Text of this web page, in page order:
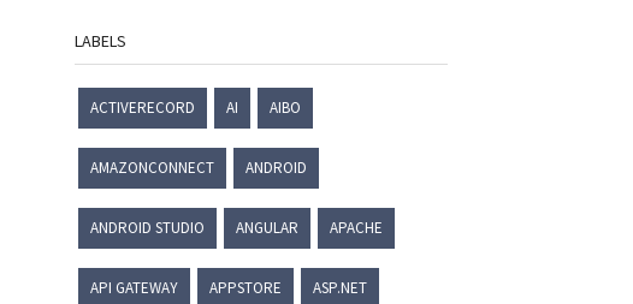
LABELS
ACTIVERECORD AI AIBO
AMAZONCONNECT ANDROID
ANDROID STUDIO ANGULAR APACHE
API GATEWAY APPSTORE ASP.NET